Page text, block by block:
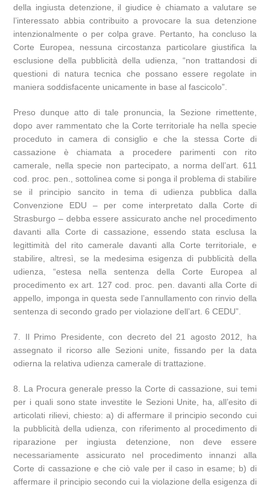
della ingiusta detenzione, il giudice è chiamato a valutare se
l’interessato abbia contribuito a provocare la sua detenzione
intenzionalmente o per colpa grave. Pertanto, ha concluso la
Corte Europea, nessuna circostanza particolare giustifica la
esclusione della pubblicità della udienza, “non trattandosi di
questioni di natura tecnica che possano essere regolate in
maniera soddisfacente unicamente in base al fascicolo”.
Preso dunque atto di tale pronuncia, la Sezione rimettente,
dopo aver rammentato che la Corte territoriale ha nella specie
proceduto in camera di consiglio e che la stessa Corte di
cassazione è chiamata a procedere parimenti con rito
camerale, nella specie non partecipato, a norma dell’art. 611
cod. proc. pen., sottolinea come si ponga il problema di stabilire
se il principio sancito in tema di udienza pubblica dalla
Convenzione EDU – per come interpretato dalla Corte di
Strasburgo – debba essere assicurato anche nel procedimento
davanti alla Corte di cassazione, essendo stata esclusa la
legittimità del rito camerale davanti alla Corte territoriale, e
stabilire, altresì, se la medesima esigenza di pubblicità della
udienza, “estesa nella sentenza della Corte Europea al
procedimento ex art. 127 cod. proc. pen. davanti alla Corte di
appello, imponga in questa sede l’annullamento con rinvio della
sentenza di secondo grado per violazione dell’art. 6 CEDU”.
7. Il Primo Presidente, con decreto del 21 agosto 2012, ha
assegnato il ricorso alle Sezioni unite, fissando per la data
odierna la relativa udienza camerale di trattazione.
8. La Procura generale presso la Corte di cassazione, sui temi
per i quali sono state investite le Sezioni Unite, ha, all’esito di
articolati rilievi, chiesto: a) di affermare il principio secondo cui
la pubblicità della udienza, con riferimento al procedimento di
riparazione per ingiusta detenzione, non deve essere
necessariamente assicurato nel procedimento innanzi alla
Corte di cassazione e che ciò vale per il caso in esame; b) di
affermare il principio secondo cui la violazione della esigenza di